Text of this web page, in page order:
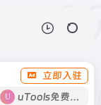
立即入驻
uTools免费工具箱